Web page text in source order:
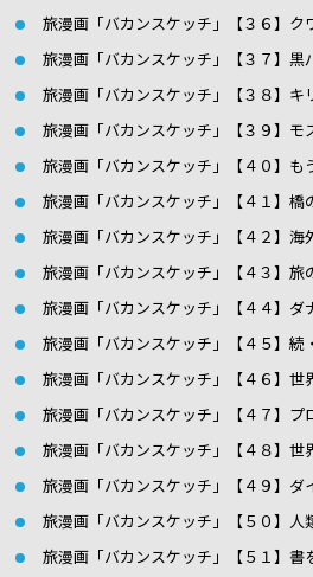
旅漫画「バカンスケッチ」【３６】ク
旅漫画「バカンスケッチ」【３７】
旅漫画「バカンスケッチ」【３８】キ
旅漫画「バカンスケッチ」【３９】モ
旅漫画「バカンスケッチ」【４０】も
旅漫画「バカンスケッチ」【４１】橋
旅漫画「バカンスケッチ」【４２】海
旅漫画「バカンスケッチ」【４３】旅
旅漫画「バカンスケッチ」【４４】ダ
旅漫画「バカンスケッチ」【４５】続
旅漫画「バカンスケッチ」【４６】世
旅漫画「バカンスケッチ」【４７】プ
旅漫画「バカンスケッチ」【４８】世
旅漫画「バカンスケッチ」【４９】ダ
旅漫画「バカンスケッチ」【５０】人
旅漫画「バカンスケッチ」【５１】書